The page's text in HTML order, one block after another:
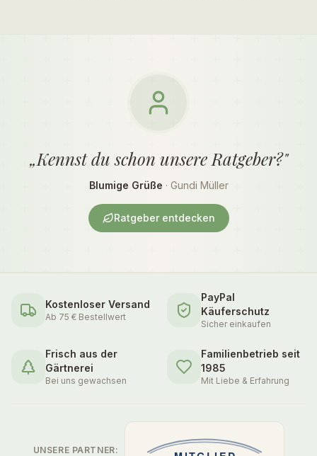
„Kennst du schon unsere Ratgeber?"
Blumige Grüße · Gundi Müller
Ratgeber entdecken
Kostenloser Versand
Ab 75 € Bestellwert
PayPal
Käuferschutz
Sicher einkaufen
Frisch aus der
Gärtnerei
Bei uns gewachsen
Familienbetrieb seit
1985
Mit Liebe & Erfahrung
UNSERE PARTNER: